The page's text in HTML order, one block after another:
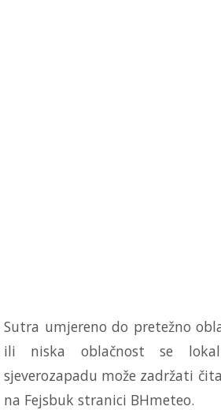
Sutra umjereno do pretežno
ili niska oblačnost se
sjeverozapadu može zadržati
na Fejsbuk stranici BHmeteo.